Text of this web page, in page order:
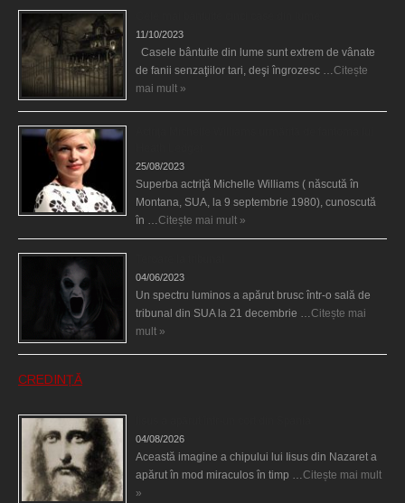
11/10/2023
Casele bântuite din lume sunt extrem de vânate
de fanii senzaţiilor tari, deşi îngrozesc …Citește
mai mult »
25/08/2023
Superba actriţă Michelle Williams ( născută în
Montana, SUA, la 9 septembrie 1980), cunoscută
în …Citește mai mult »
04/06/2023
Un spectru luminos a apărut brusc într-o sală de
tribunal din SUA la 21 decembrie …Citește mai
mult »
CREDINȚĂ
04/08/2026
Această imagine a chipului lui Iisus din Nazaret a
apărut în mod miraculos în timp …Citește mai mult
»